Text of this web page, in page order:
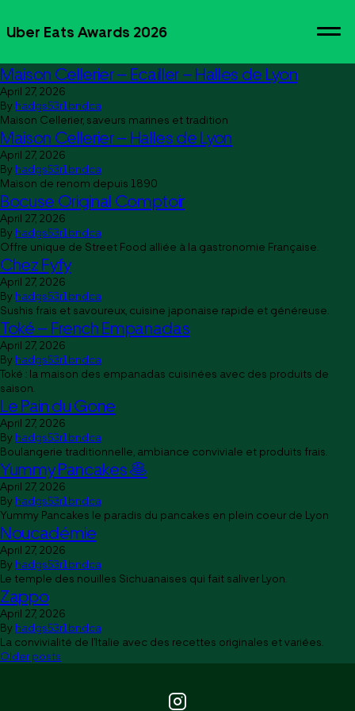
Uber Eats Awards 2026
April 27, 2026
Maison Cellerier – Ecailler – Halles de Lyon
April 27, 2026
By hadgs53r1bndca
Maison Cellerier, saveurs marines et tradition
Maison Cellerier – Halles de Lyon
April 27, 2026
By hadgs53r1bndca
Maison de renom depuis 1890
Bocuse Original Comptoir
April 27, 2026
By hadgs53r1bndca
Offre unique de Street Food alliée à la gastronomie Française.
Chez Fyfy
April 27, 2026
By hadgs53r1bndca
Sushis frais et savoureux, cuisine japonaise rapide et généreuse.
Toké – French Empanadas
April 27, 2026
By hadgs53r1bndca
Toké : la maison des empanadas cuisinées avec des produits de
saison.
Le Pain du Gone
April 27, 2026
By hadgs53r1bndca
Boulangerie traditionnelle, ambiance conviviale et produits frais.
Yummy Pancakes 🥞
April 27, 2026
By hadgs53r1bndca
Yummy Pancakes le paradis du pancakes en plein coeur de Lyon
Noucadémie
April 27, 2026
By hadgs53r1bndca
Le temple des nouilles Sichuanaises qui fait saliver Lyon.
Zappo
April 27, 2026
By hadgs53r1bndca
La convivialité de l’Italie avec des recettes originales et variées.
Posts
Older posts